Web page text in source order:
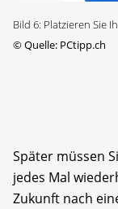
Bild 6: Platzieren Sie
©Quelle: PCtipp.ch
Später müssen
jedes Mal
Zukunft nach